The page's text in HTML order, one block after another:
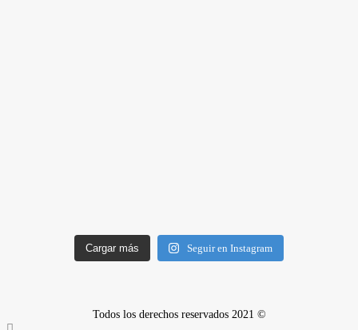
Cargar más Seguir en Instagram
Todos los derechos reservados 2021 ©